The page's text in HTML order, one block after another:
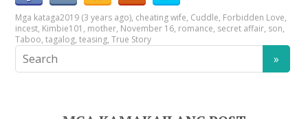
Mga kataga2019 (3 years ago), cheating wife, Cuddle, Forbidden Love,
incest, Kimbie101 , mother, November 16, romance, secret affair, son,
Taboo,tagalog,teasing,True Story